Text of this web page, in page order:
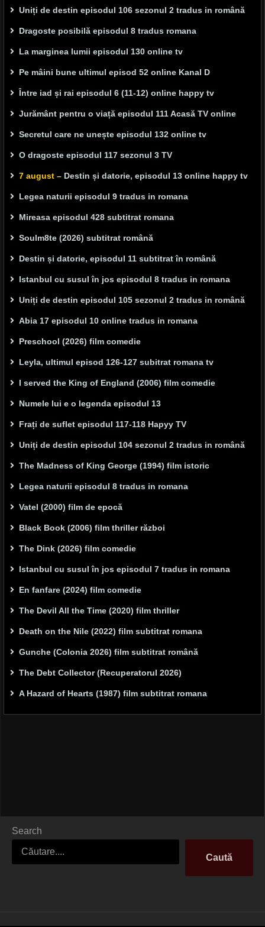
Uniți de destin episodul 106 sezonul 2 tradus in română
Dragoste posibilă episodul 8 tradus romana
La marginea lumii episodul 130 online tv
Pe mâini bune ultimul episod 52 online Kanal D
Între iad și rai episodul 6 (11-12) online happy tv
Jurământ pentru o viață episodul 111 Acasă TV online
Secretul care ne unește episodul 132 online tv
O dragoste episodul 117 sezonul 3 TV
7 august – Destin și datorie, episodul 13 online happy tv
Legea naturii episodul 9 tradus in romana
Mireasa episodul 428 subtitrat romana
Soulm8te (2026) subtitrat română
Destin și datorie, episodul 11 subtitrat în română
Istanbul cu susul în jos episodul 8 tradus in romana
Uniți de destin episodul 105 sezonul 2 tradus in română
Abia 17 episodul 10 online tradus in romana
Preschool (2026) film comedie
Leyla, ultimul episod 126-127 subitrat romana tv
I served the King of England (2006) film comedie
Numele lui e o legenda episodul 13
Frați de suflet episodul 117-118 Hapyy TV
Uniți de destin episodul 104 sezonul 2 tradus in română
The Madness of King George (1994) film istoric
Legea naturii episodul 8 tradus in romana
Vatel (2000) film de epocă
Black Book (2006) film thriller război
The Dink (2026) film comedie
Istanbul cu susul în jos episodul 7 tradus in romana
En fanfare (2024) film comedie
The Devil All the Time (2020) film thriller
Death on the Nile (2022) film subtitrat romana
Gunche (Colonia 2026) film subtitrat română
The Debt Collector (Recuperatorul 2026)
A Hazard of Hearts (1987) film subtitrat romana
Search
Caută